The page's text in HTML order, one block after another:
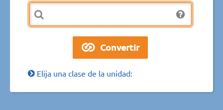
Elija una clase de la unidad: